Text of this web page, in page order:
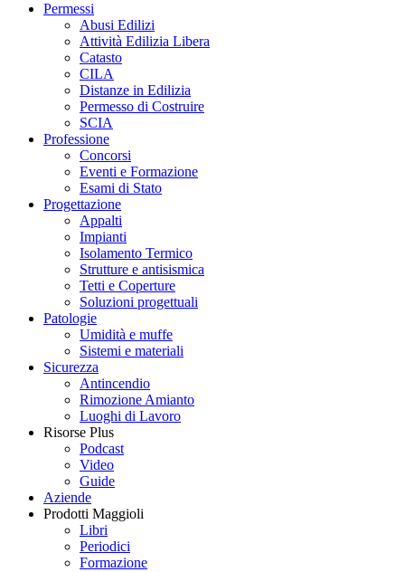
Permessi
Abusi Edilizi
Attività Edilizia Libera
Catasto
CILA
Distanze in Edilizia
Permesso di Costruire
SCIA
Professione
Concorsi
Eventi e Formazione
Esami di Stato
Progettazione
Appalti
Impianti
Isolamento Termico
Strutture e antisismica
Tetti e Coperture
Soluzioni progettuali
Patologie
Umidità e muffe
Sistemi e materiali
Sicurezza
Antincendio
Rimozione Amianto
Luoghi di Lavoro
Risorse Plus
Podcast
Video
Guide
Aziende
Prodotti Maggioli
Libri
Periodici
Formazione